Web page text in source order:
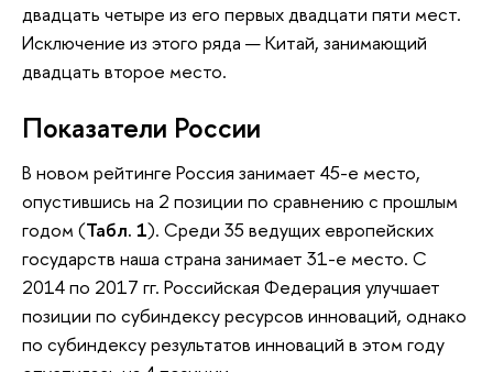
двадцать четыре из его первых двадцати пяти мест.
Исключение из этого ряда — Китай, занимающий
двадцать второе место.
Показатели России
В новом рейтинге Россия занимает 45-е место,
опустившись на 2 позиции по сравнению с прошлым
годом (Табл. 1). Среди 35 ведущих европейских
государств наша страна занимает 31-е место. С
2014 по 2017 гг. Российская Федерация улучшает
позиции по субиндексу ресурсов инноваций, однако
по субиндексу результатов инноваций в этом году